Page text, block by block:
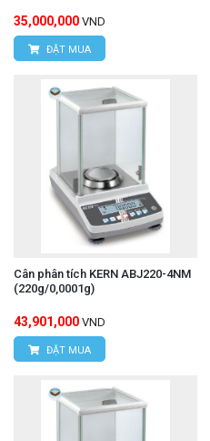
35,000,000 VND
ĐẶT MUA
Cân phân tích KERN ABJ220-4NM
(220g/0,0001g)
43,901,000 VND
ĐẶT MUA